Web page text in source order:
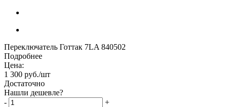
Переключатель Готтак 7LA 840502
Подробнее
Цена:
1 300 руб./шт
Достаточно
Нашли дешевле?
-
+